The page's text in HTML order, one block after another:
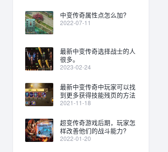
中变传奇属性点怎么加?
2022-07-11
最新中变传奇选择战士的人
很多。
2023-02-24
最新中变传奇中玩家可以找
到更多获得技能残页的方法
2021-11-18
超变传奇游戏后期，玩家怎
样改善他们的战斗能力?
2022-01-20